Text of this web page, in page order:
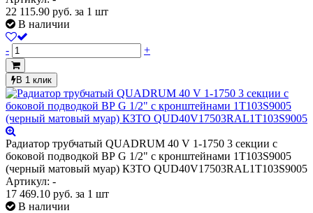
22 115.90 руб. за 1 шт
В наличии
- +
В 1 клик
Радиатор трубчатый QUADRUM 40 V 1-1750 3 секции с
боковой подводкой ВР G 1/2" с кронштейнами 1T103S9005
(черный матовый муар) КЗТО QUD40V17503RAL1T103S9005
Артикул: -
17 469.10 руб. за 1 шт
В наличии